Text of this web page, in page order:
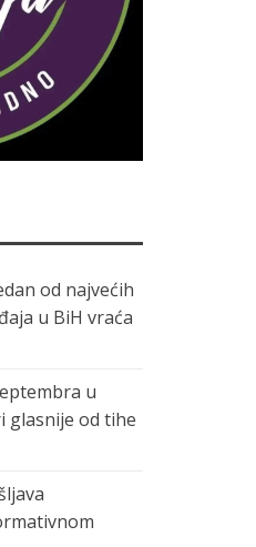
od najvećih
u BiH vraća
u
glasnije od tihe